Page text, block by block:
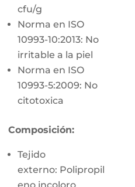
cfu/g
Norma en ISO
10993-10:2013: No
irritable a la piel
Norma en ISO
10993-5:2009: No
citotoxica
Composición:
Tejido
externo: Polipropil